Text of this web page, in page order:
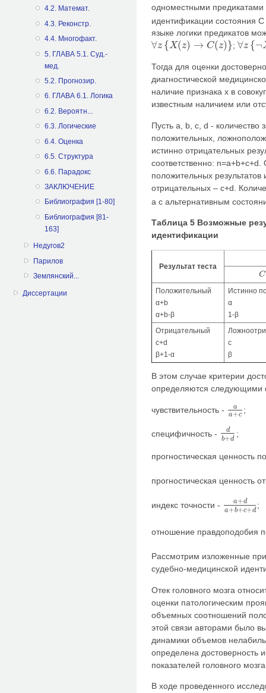
4.2. Математ.
4.3. Реконстр.
4.4. Многофакт.
5. ГЛАВА 5.1. Суд.-
мед.
5.2. Прогнозир.
6. ГЛАВА 6.1. Логика
6.2. Вероятн...
6.3. Логические
6.4. Оценка
6.5. Структура
6.6. Парадокс
ЗАКЛЮЧЕНИЕ
Библиография [1-80]
Библиография [81-
163]
Недугов2
Парилов
Землянский...
Диссертации
одноместными предикатами
идентификации состояния
языке логики предикатов
∀z {X(z) → C(z)}
∀z{ X z)→C ( )} ;∀z {¬
∀z{ ¬X(z)
Тогда для оценки
диагностической
наличие признака х в
известным наличием или
Пусть a, b, c, d - количество
положительных,
истинно отрицательных
соответственно:
положительных
отрицательных – c+d.
а с альтернативным
Таблица 5 Возможные
идентификации
Результат теста
C
C:
Положительный
α+b
α+b-β
Истинно
α
1-β
Отрицательный
c+d
β+1-α
c
β
В этом случае критерии
определяются
чувствительность -
a
a+c
aa+c ;
специфичность -
d
b+d
db+d ;
прогностическая ценность
прогностическая ценность
индекс точности - a+d
a+b+c+d
a+da+b+c+;
отношение правдоподобия
Рассмотрим изложенные
судебно-медицинской
Отек головного мозга
оценки патологическим
объемных соотношений
этой связи авторами было
динамики объемов
определена достоверность
показателей головного
В ходе проведенного